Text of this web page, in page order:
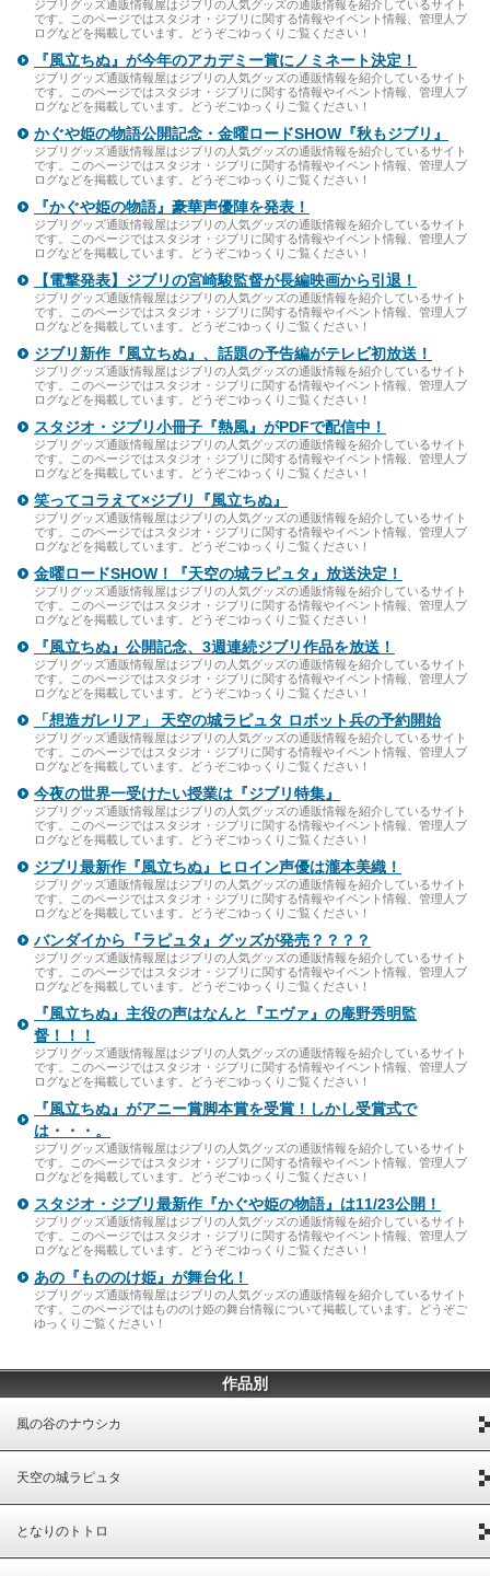
ジブリグッズ通販情報屋はジブリの人気グッズの通販情報を紹介しているサイト
です。このページではスタジオ・ジブリに関する情報やイベント情報、管理人ブ
ログなどを掲載しています。どうぞごゆっくりご覧ください！
『風立ちぬ』が今年のアカデミー賞にノミネート決定！
ジブリグッズ通販情報屋はジブリの人気グッズの通販情報を紹介しているサイト
です。このページではスタジオ・ジブリに関する情報やイベント情報、管理人ブ
ログなどを掲載しています。どうぞごゆっくりご覧ください！
かぐや姫の物語公開記念・金曜ロードSHOW『秋もジブリ』
ジブリグッズ通販情報屋はジブリの人気グッズの通販情報を紹介しているサイト
です。このページではスタジオ・ジブリに関する情報やイベント情報、管理人ブ
ログなどを掲載しています。どうぞごゆっくりご覧ください！
『かぐや姫の物語』豪華声優陣を発表！
ジブリグッズ通販情報屋はジブリの人気グッズの通販情報を紹介しているサイト
です。このページではスタジオ・ジブリに関する情報やイベント情報、管理人ブ
ログなどを掲載しています。どうぞごゆっくりご覧ください！
【電撃発表】ジブリの宮崎駿監督が長編映画から引退！
ジブリグッズ通販情報屋はジブリの人気グッズの通販情報を紹介しているサイト
です。このページではスタジオ・ジブリに関する情報やイベント情報、管理人ブ
ログなどを掲載しています。どうぞごゆっくりご覧ください！
ジブリ新作『風立ちぬ』、話題の予告編がテレビ初放送！
ジブリグッズ通販情報屋はジブリの人気グッズの通販情報を紹介しているサイト
です。このページではスタジオ・ジブリに関する情報やイベント情報、管理人ブ
ログなどを掲載しています。どうぞごゆっくりご覧ください！
スタジオ・ジブリ小冊子『熱風』がPDFで配信中！
ジブリグッズ通販情報屋はジブリの人気グッズの通販情報を紹介しているサイト
です。このページではスタジオ・ジブリに関する情報やイベント情報、管理人ブ
ログなどを掲載しています。どうぞごゆっくりご覧ください！
笑ってコラえて×ジブリ『風立ちぬ』
ジブリグッズ通販情報屋はジブリの人気グッズの通販情報を紹介しているサイト
です。このページではスタジオ・ジブリに関する情報やイベント情報、管理人ブ
ログなどを掲載しています。どうぞごゆっくりご覧ください！
金曜ロードSHOW！『天空の城ラピュタ』放送決定！
ジブリグッズ通販情報屋はジブリの人気グッズの通販情報を紹介しているサイト
です。このページではスタジオ・ジブリに関する情報やイベント情報、管理人ブ
ログなどを掲載しています。どうぞごゆっくりご覧ください！
『風立ちぬ』公開記念、3週連続ジブリ作品を放送！
ジブリグッズ通販情報屋はジブリの人気グッズの通販情報を紹介しているサイト
です。このページではスタジオ・ジブリに関する情報やイベント情報、管理人ブ
ログなどを掲載しています。どうぞごゆっくりご覧ください！
「想造ガレリア」 天空の城ラピュタ ロボット兵の予約開始
ジブリグッズ通販情報屋はジブリの人気グッズの通販情報を紹介しているサイト
です。このページではスタジオ・ジブリに関する情報やイベント情報、管理人ブ
ログなどを掲載しています。どうぞごゆっくりご覧ください！
今夜の世界一受けたい授業は『ジブリ特集』
ジブリグッズ通販情報屋はジブリの人気グッズの通販情報を紹介しているサイト
です。このページではスタジオ・ジブリに関する情報やイベント情報、管理人ブ
ログなどを掲載しています。どうぞごゆっくりご覧ください！
ジブリ最新作『風立ちぬ』ヒロイン声優は瀧本美織！
ジブリグッズ通販情報屋はジブリの人気グッズの通販情報を紹介しているサイト
です。このページではスタジオ・ジブリに関する情報やイベント情報、管理人ブ
ログなどを掲載しています。どうぞごゆっくりご覧ください！
バンダイから『ラピュタ』グッズが発売？？？？
ジブリグッズ通販情報屋はジブリの人気グッズの通販情報を紹介しているサイト
です。このページではスタジオ・ジブリに関する情報やイベント情報、管理人ブ
ログなどを掲載しています。どうぞごゆっくりご覧ください！
『風立ちぬ』主役の声はなんと『エヴァ』の庵野秀明監
督！！！
ジブリグッズ通販情報屋はジブリの人気グッズの通販情報を紹介しているサイト
です。このページではスタジオ・ジブリに関する情報やイベント情報、管理人ブ
ログなどを掲載しています。どうぞごゆっくりご覧ください！
『風立ちぬ』がアニー賞脚本賞を受賞！しかし受賞式で
は・・・。
ジブリグッズ通販情報屋はジブリの人気グッズの通販情報を紹介しているサイト
です。このページではスタジオ・ジブリに関する情報やイベント情報、管理人ブ
ログなどを掲載しています。どうぞごゆっくりご覧ください！
スタジオ・ジブリ最新作『かぐや姫の物語』は11/23公開！
ジブリグッズ通販情報屋はジブリの人気グッズの通販情報を紹介しているサイト
です。このページではスタジオ・ジブリに関する情報やイベント情報、管理人ブ
ログなどを掲載しています。どうぞごゆっくりご覧ください！
あの『もののけ姫』が舞台化！
ジブリグッズ通販情報屋はジブリの人気グッズの通販情報を紹介しているサイト
です。このページではもののけ姫の舞台情報について掲載しています。どうぞご
ゆっくりご覧ください！
作品別
風の谷のナウシカ
天空の城ラピュタ
となりのトトロ